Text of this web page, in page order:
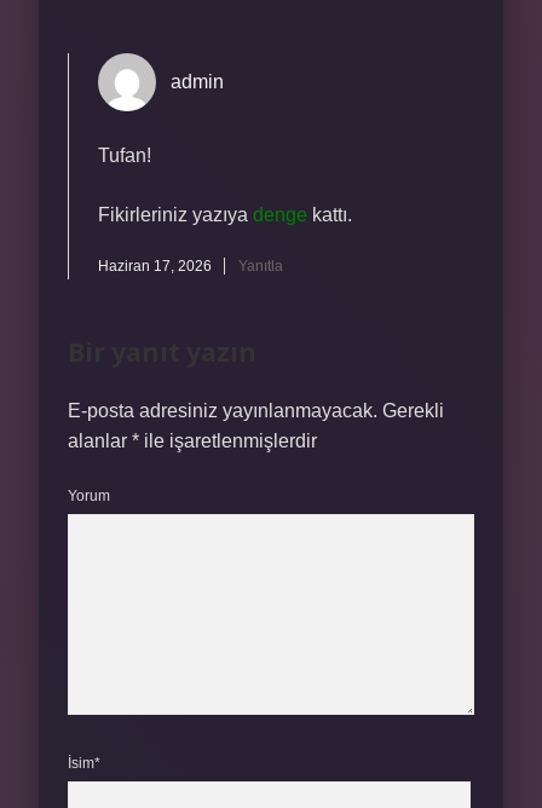
admin
Tufan!
Fikirleriniz yazıya denge kattı.
Haziran 17, 2026 Yanıtla
E-posta adresiniz yayınlanmayacak. Gerekli
alanlar * ile işaretlenmişlerdir
Yorum
İsim*